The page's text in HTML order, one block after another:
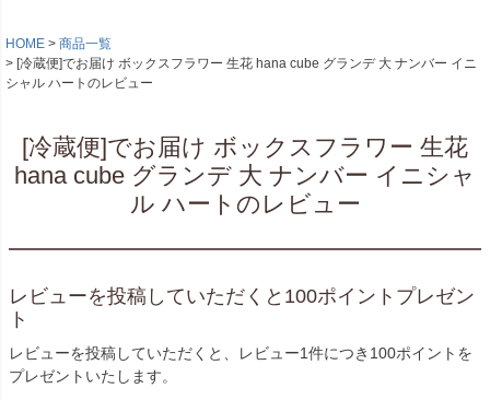
HOME
商品一覧
[冷蔵便]でお届け ボックスフラワー 生花 hana cube グランデ 大 ナンバー イニ
シャル ハートのレビュー
[冷蔵便]でお届け ボックスフラワー 生花
hana cube グランデ 大 ナンバー イニシャ
ル ハートのレビュー
レビューを投稿していただくと100ポイントプレゼン
ト
レビューを投稿していただくと、レビュー1件につき100ポイントを
プレゼントいたします。